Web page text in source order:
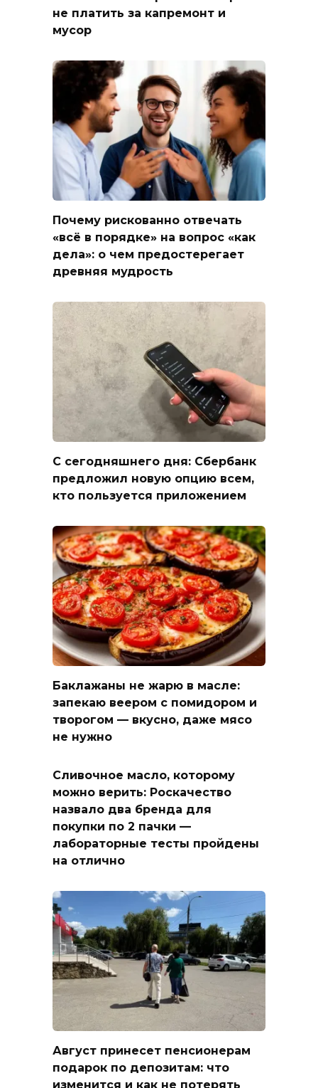
не платить за капремонт и
мусор
Почему рискованно отвечать
«всё в порядке» на вопрос «как
дела»: о чем предостерегает
древняя мудрость
С сегодняшнего дня: Сбербанк
предложил новую опцию всем,
кто пользуется приложением
Баклажаны не жарю в масле:
запекаю веером с помидором и
творогом — вкусно, даже мясо
не нужно
Сливочное масло, которому
можно верить: Роскачество
назвало два бренда для
покупки по 2 пачки —
лабораторные тесты пройдены
на отлично
Август принесет пенсионерам
подарок по депозитам: что
изменится и как не потерять